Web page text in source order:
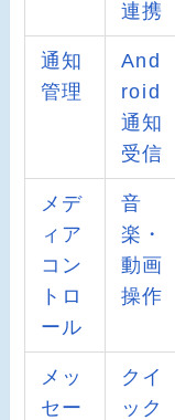
連携
通知
管理
And
roid
通知
受信
メデ
ィア
コン
トロ
ール
音
楽・
動画
操作
メッ
セー
クイ
ック